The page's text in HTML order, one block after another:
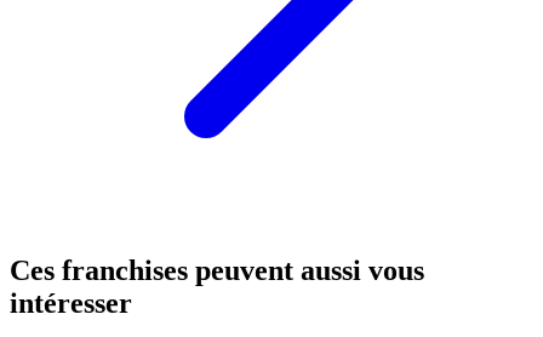
Ces franchises peuvent aussi vous
intéresser